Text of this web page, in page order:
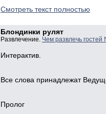
Смотреть текст полностью
Блондинки рулят
Развлечение. Чем развлечь
Интерактив.
Все слова принадлежат
Пролог